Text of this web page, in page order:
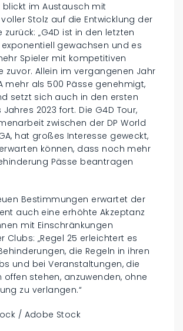
blickt im Austausch mit
Stolz auf die Entwicklung der
zurück: „G4D ist in den letzten
gewachsen und es
Spieler mit kompetitiven
zuvor. Allein im vergangenen Jahr
mehr als 500 Pässe genehmigt,
setzt sich auch in den ersten
2023 fort. Die G4D Tour,
zwischen der DP World
hat großes Interesse geweckt,
können, dass noch mehr
Pässe beantragen
Bestimmungen erwartet der
auch eine erhöhte Akzeptanz
mit Einschränkungen
Clubs: „Regel 25 erleichtert es
die Regeln in ihren
und bei Veranstaltungen, die
offen stehen, anzuwenden, ohne
zu verlangen.“
/ Adobe Stock